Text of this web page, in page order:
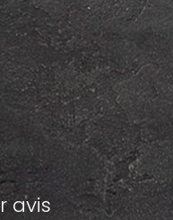
avis